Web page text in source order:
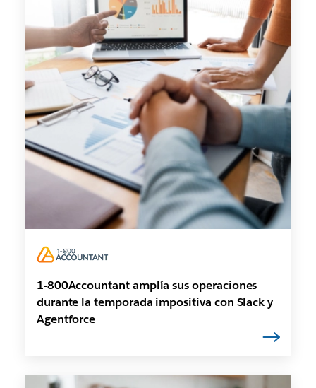
1-800Accountant amplía sus operaciones
durante la temporada impositiva con Slack y
Agentforce